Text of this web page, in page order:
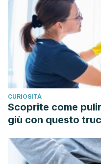
https://
Khan, N., & Mukhtar, H.
Promotion of Human
https://
King, D. (2022). Sore
at all?.
UQ News.
https://www.uq.edu.au/
suck-do-throat-
Miller, Tom. (2019, enero
a sore throat?
https://
library/all/2019/01/does-
CURIOSITÀ
Scoprite come
giù con questo